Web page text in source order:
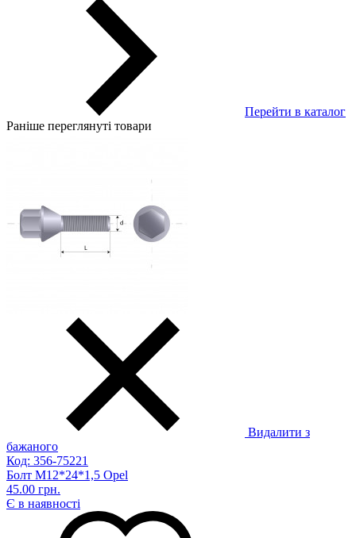
Перейти в каталог
Раніше переглянуті товари
Видалити з
бажаного
Код: 356-75221
Болт M12*24*1,5 Opel
45.00 грн.
Є в наявності